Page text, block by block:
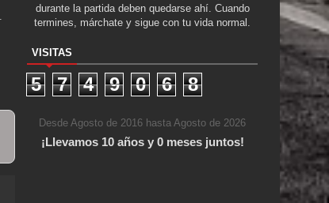
durante la partida deben quedarse ahí. Cuando
termines, márchate y sigue con tu vida normal.
VISITAS
5 7 4 9 0 6 8
Desde Agosto de 2016 hasta Agosto de 2026
¡Llevamos 10 años y 0 meses juntos!